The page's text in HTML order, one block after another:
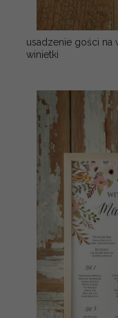
usadzenie gości na
winietki